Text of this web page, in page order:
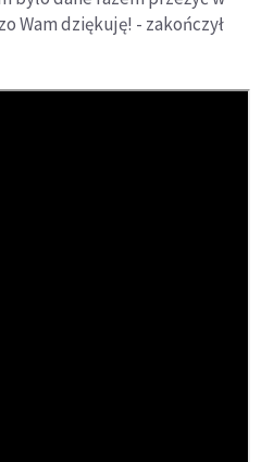
Wam dziękuję! - zakończył